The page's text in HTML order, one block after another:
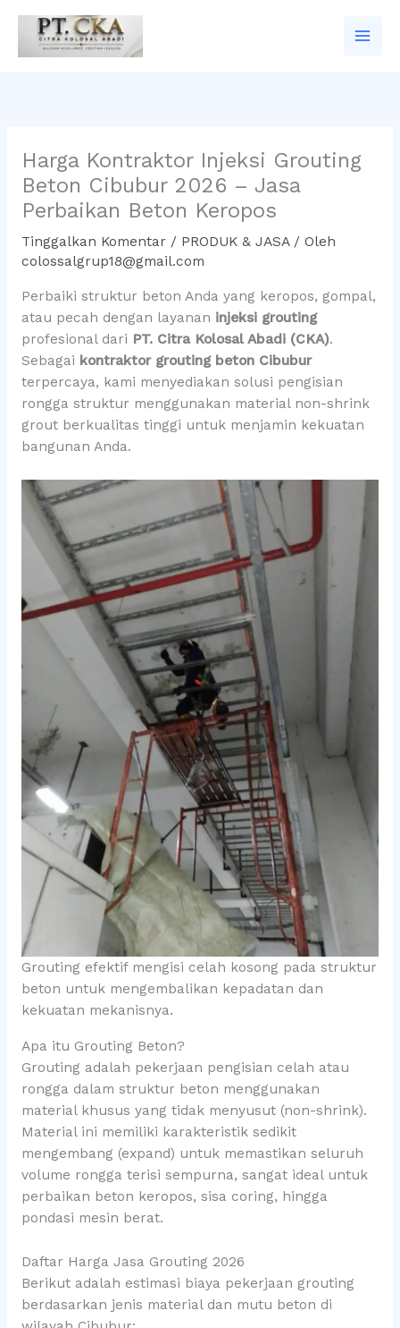
konten
Harga Kontraktor Injeksi Grouting
Beton Cibubur 2026 – Jasa
Perbaikan Beton Keropos
Tinggalkan Komentar / PRODUK & JASA/ Oleh
colossalgrup18@gmail.com
Perbaiki struktur beton Anda yang keropos, gompal,
atau pecah dengan layanan injeksi grouting
profesional dari PT. Citra Kolosal Abadi (CKA).
Sebagai kontraktor grouting beton Cibubur
terpercaya, kami menyediakan solusi pengisian
rongga struktur menggunakan material non-shrink
grout berkualitas tinggi untuk menjamin kekuatan
bangunan Anda.
Grouting efektif mengisi celah kosong pada struktur
beton untuk mengembalikan kepadatan dan
kekuatan mekanisnya.
Apa itu Grouting Beton?
Grouting adalah pekerjaan pengisian celah atau
rongga dalam struktur beton menggunakan
material khusus yang tidak menyusut (non-shrink).
Material ini memiliki karakteristik sedikit
mengembang (expand) untuk memastikan seluruh
volume rongga terisi sempurna, sangat ideal untuk
perbaikan beton keropos, sisa coring, hingga
pondasi mesin berat.
Daftar Harga Jasa Grouting 2026
Berikut adalah estimasi biaya pekerjaan grouting
berdasarkan jenis material dan mutu beton di